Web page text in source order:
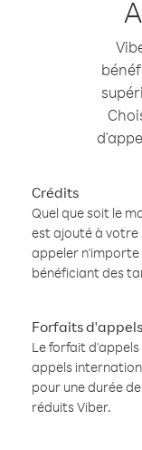
Crédits
Quel que soit le
est ajouté à votre
appeler n'importe
bénéficiant des
Forfaits
Le forfait
appels
pour une durée
réduits Viber.